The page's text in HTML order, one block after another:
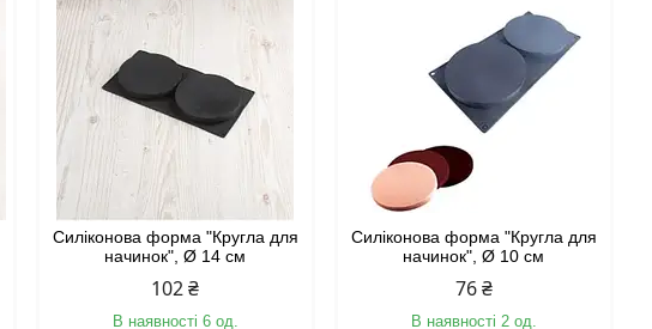
Силіконова форма "Кругла для
начинок", Ø 14 см
102 ₴
В наявності 6 од.
Силіконова форма "Кругла для
начинок", Ø 10 см
76 ₴
В наявності 2 од.